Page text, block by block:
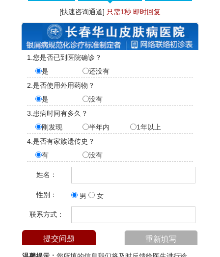
[快速咨询通道] 只需1秒 即时回复
1.您是否已到医院确诊？
是
还没有
2.是否使用外用药物？
是
没有
3.患病时间有多久？
刚发现
半年内
1年以上
4.是否有家族遗传史？
有
没有
姓名：
性别： 男 女
联系方式：